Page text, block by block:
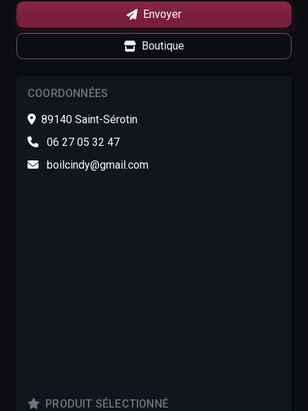
Envoyer
Boutique
COORDONNÉES
89140 Saint-Sérotin
06 27 05 32 47
boilcindy@gmail.com
PRODUIT SÉLECTIONNÉ